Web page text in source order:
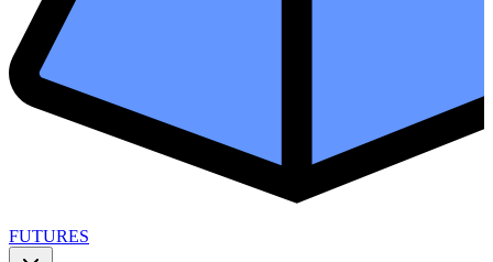
FUTURES